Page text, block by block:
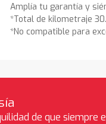
Amplía tu garantía y
*Total de kilometraje
*No compatible para
de que siempre